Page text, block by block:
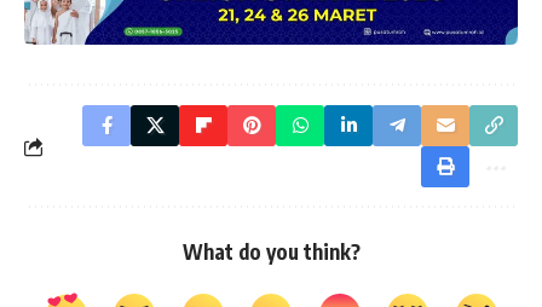
What do you think?